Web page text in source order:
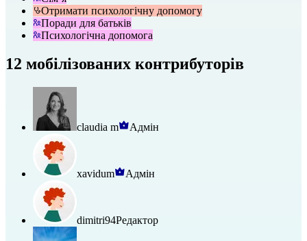
Отримати психологічну допомогу
Поради для батьків
Психологічна допомога
12 мобілізованих контрибуторів
claudia m Адмін
xavidum Адмін
dimitri94Редактор